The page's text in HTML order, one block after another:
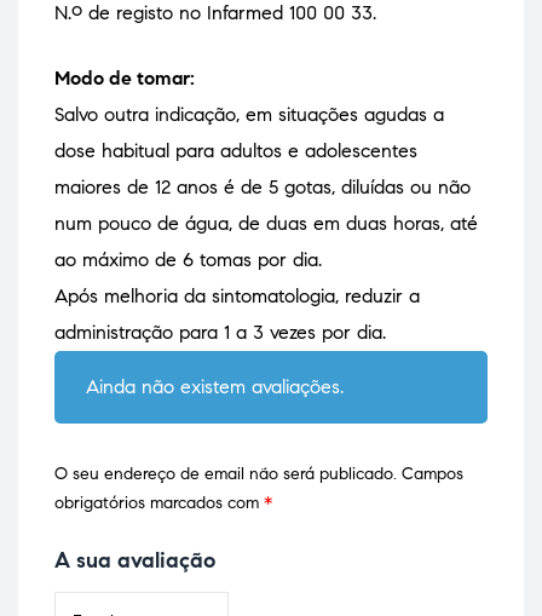
N.º de registo no Infarmed 100 00 33.
Modo de tomar:
Salvo outra indicação, em situações agudas a
dose habitual para adultos e adolescentes
maiores de 12 anos é de 5 gotas, diluídas ou não
num pouco de água, de duas em duas horas, até
ao máximo de 6 tomas por dia.
Após melhoria da sintomatologia, reduzir a
administração para 1 a 3 vezes por dia.
Ainda não existem avaliações.
O seu endereço de email não será publicado. Campos
obrigatórios marcados com *
A sua avaliação